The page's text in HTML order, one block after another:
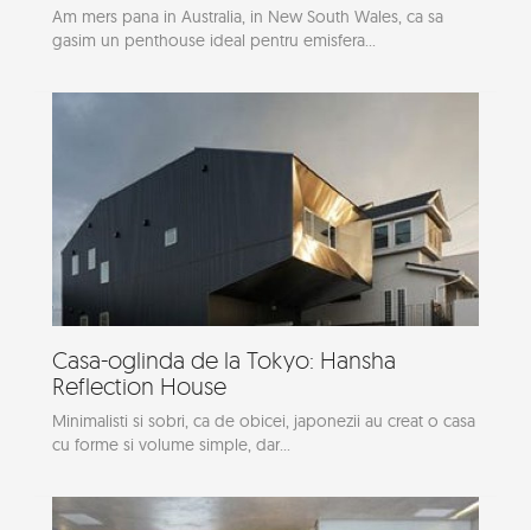
Am mers pana in Australia, in New South Wales, ca sa
gasim un penthouse ideal pentru emisfera...
Casa-oglinda de la Tokyo: Hansha
Reflection House
Minimalisti si sobri, ca de obicei, japonezii au creat o casa
cu forme si volume simple, dar...